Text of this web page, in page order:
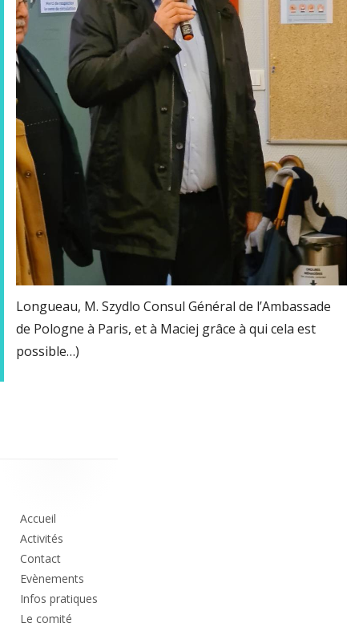
Longueau, M. Szydlo Consul Général de l’Ambassade
de Pologne à Paris, et à Maciej grâce à qui cela est
possible…)
principale
Accueil
Activités
Contact
Evènements
Infos pratiques
Le comité